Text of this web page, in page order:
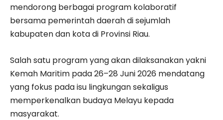
mendorong berbagai program kolaboratif
bersama pemerintah daerah di sejumlah
kabupaten dan kota di Provinsi Riau.
Salah satu program yang akan dilaksanakan yakni
Kemah Maritim pada 26–28 Juni 2026 mendatang
yang fokus pada isu lingkungan sekaligus
memperkenalkan budaya Melayu kepada
masyarakat.